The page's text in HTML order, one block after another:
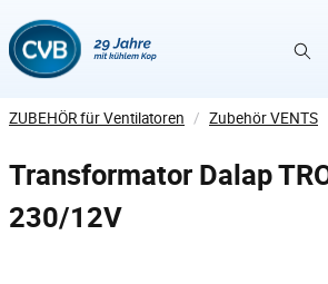
ZUBEHÖR für Ventilatoren / Zubehör VENTS
Transformator Dalap
230/12V